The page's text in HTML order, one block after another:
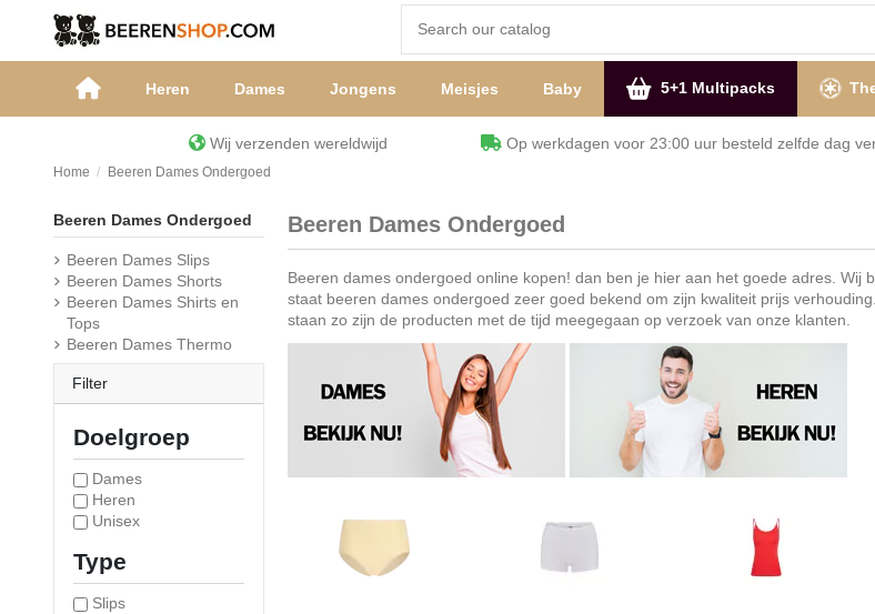
Heren Dames Jongens Meisjes Baby 5+1 Multipacks
Wij verzenden wereldwijd Op werkdagen voor 23:00 uur besteld
Home Beeren Dames Ondergoed
Beeren Dames Ondergoed
Beeren dames ondergoed online kopen! dan ben je hier aan het goede adres.
staat beeren dames ondergoed zeer goed bekend om zijn kwaliteit prijs
staan zo zijn de producten met de tijd meegegaan op verzoek van onze klanten.
Beeren Dames Ondergoed
Beeren Dames Slips
Beeren Dames Shorts
Beeren Dames Shirts en
Tops
Beeren Dames Thermo
Filter
Doelgroep
Dames
Heren
Unisex
Type
Slips